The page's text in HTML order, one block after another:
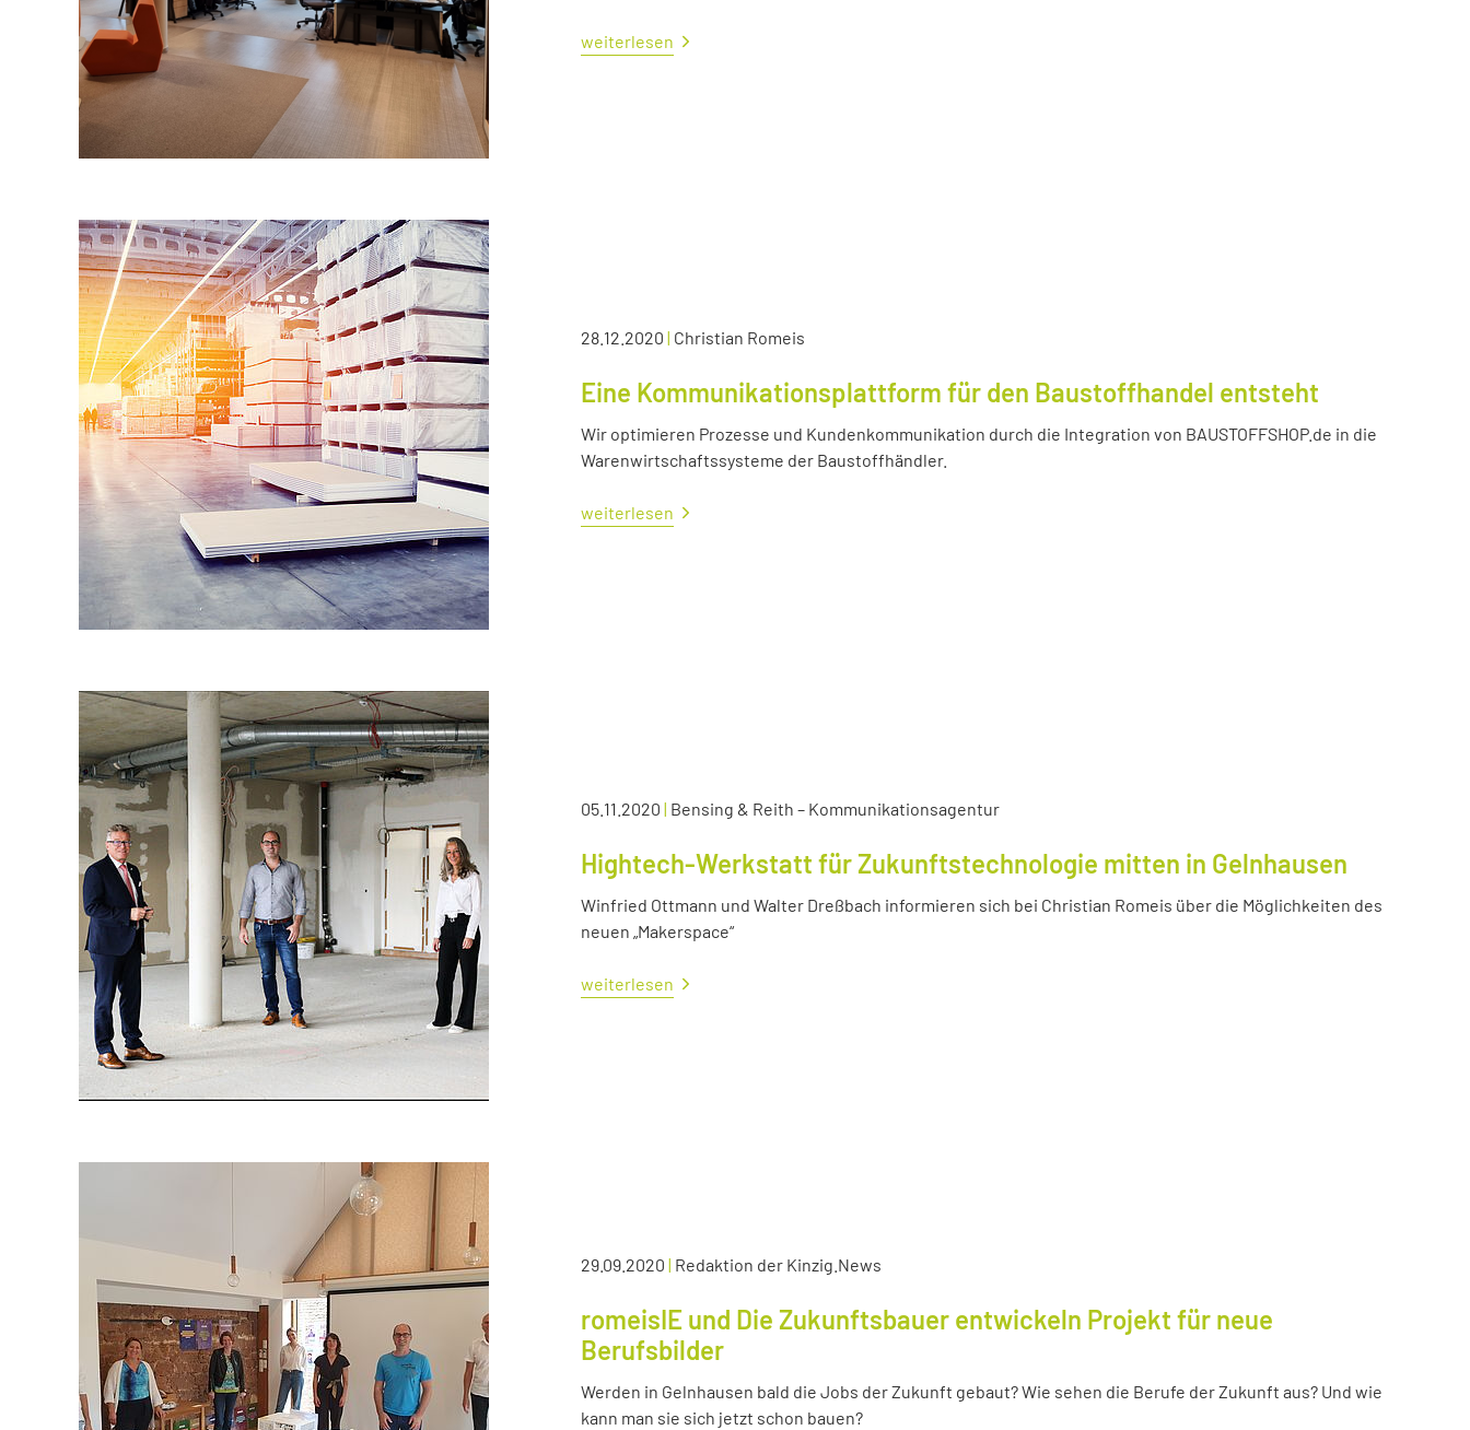
weiterlesen
28.12.2020 | Christian Romeis
Eine Kommunikationsplattform für den Baustoffhandel entsteht
Wir optimieren Prozesse und Kundenkommunikation durch die Integration von BAUSTOFFSHOP.de in die
Warenwirtschaftssysteme der Baustoffhändler.
weiterlesen
05.11.2020 | Bensing & Reith – Kommunikationsagentur
Hightech-Werkstatt für Zukunftstechnologie mitten in Gelnhausen
Winfried Ottmann und Walter Dreßbach informieren sich bei Christian Romeis über die Möglichkeiten des
neuen „Makerspace“
weiterlesen
29.09.2020 | Redaktion der Kinzig.News
romeisIE und Die Zukunftsbauer entwickeln Projekt für neue
Berufsbilder
Werden in Gelnhausen bald die Jobs der Zukunft gebaut? Wie sehen die Berufe der Zukunft aus? Und wie
kann man sie sich jetzt schon bauen?